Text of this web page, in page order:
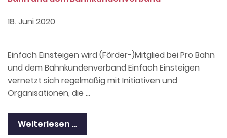
18. Juni 2020
Einfach Einsteigen wird (Förder-)Mitglied bei Pro Bahn
und dem Bahnkundenverband Einfach Einsteigen
vernetzt sich regelmäßig mit Initiativen und
Organisationen, die …
Weiterlesen …